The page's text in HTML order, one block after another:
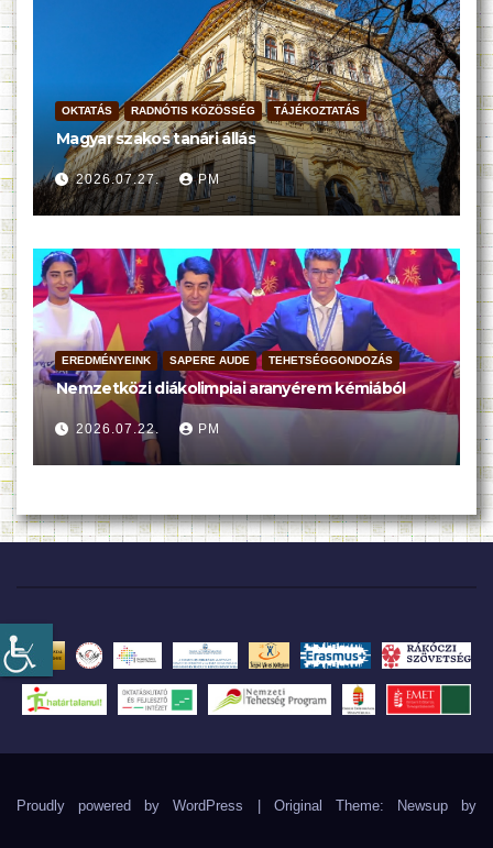
OKTATÁS RADNÓTIS KÖZÖSSÉG TÁJÉKOZTATÁS
Magyar szakos tanári állás
2026.07.27. PM
EREDMÉNYEINK SAPERE AUDE TEHETSÉGGONDOZÁS
Nemzetközi diákolimpiai aranyérem kémiából
2026.07.22. PM
Proudly powered by WordPress Original Theme: Newsup by